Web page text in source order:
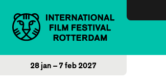
28 jan – 7 feb 2027